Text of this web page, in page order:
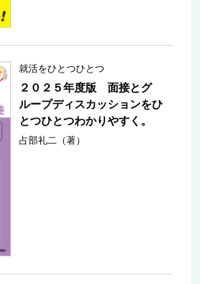
就活をひとつひとつ
２０２５年度版 面接とグ
ループディスカッションをひ
とつひとつわかりやすく。
占部礼二（著）